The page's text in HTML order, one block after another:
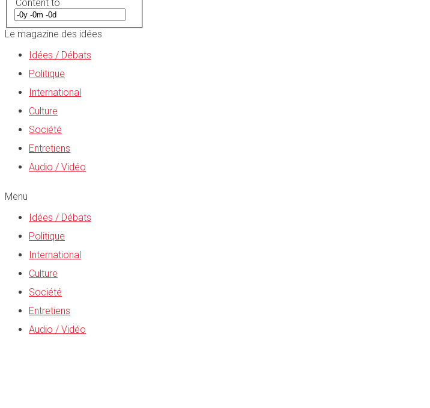
Content to
Le magazine des idées
Idées / Débats
Politique
International
Culture
Société
Entretiens
Audio / Vidéo
Menu
Idées / Débats
Politique
International
Culture
Société
Entretiens
Audio / Vidéo